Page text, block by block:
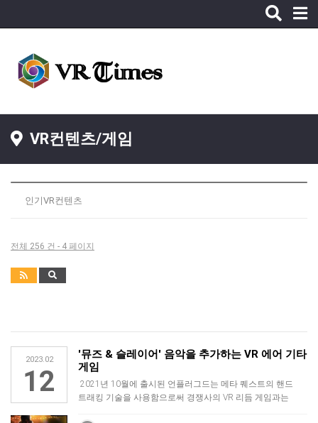
Toggle
VR컨텐츠/게임
인기VR컨텐츠
전체 256 건 - 4 페이지
2023.02
12
'뮤즈 & 슬레이어' 음악을 추가하는 VR 에어 기타
게임
2021년 10월에 출시된 언플러그드는 메타 퀘스트의 핸드
트래킹 기술을 사용함으로써 경쟁사의 VR 리듬 게임과는